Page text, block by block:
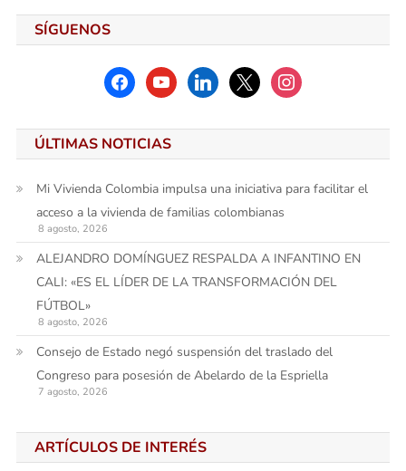
SÍGUENOS
facebookyoutubelinkedinx instagram
ÚLTIMAS NOTICIAS
Mi Vivienda Colombia impulsa una iniciativa para facilitar el
acceso a la vivienda de familias colombianas
8 agosto, 2026
ALEJANDRO DOMÍNGUEZ RESPALDA A INFANTINO EN
CALI: «ES EL LÍDER DE LA TRANSFORMACIÓN DEL
FÚTBOL»
8 agosto, 2026
Consejo de Estado negó suspensión del traslado del
Congreso para posesión de Abelardo de la Espriella
7 agosto, 2026
ARTÍCULOS DE INTERÉS